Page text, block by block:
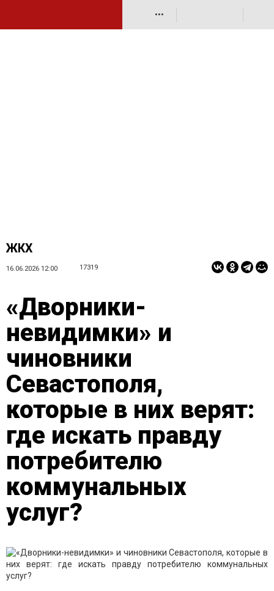
•••
ЖКХ
16.06.2026 12:00 17319
«Дворники-
невидимки» и
чиновники
Севастополя,
которые в них верят:
где искать правду
потребителю
коммунальных
услуг?